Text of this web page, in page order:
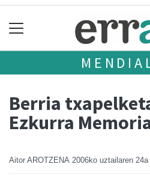
Berria
Ezkurra
Aitor AROTZENA 2006ko uztailaren 24a